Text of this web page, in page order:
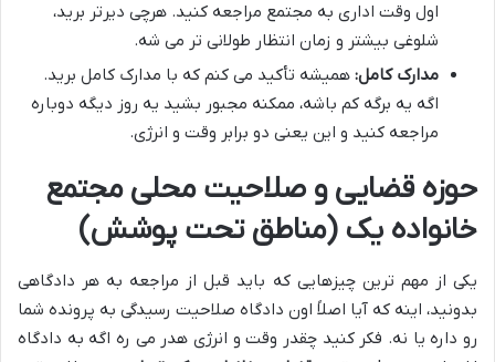
اول وقت اداری به مجتمع مراجعه کنید. هرچی دیرتر برید،
شلوغی بیشتر و زمان انتظار طولانی تر می شه.
مدارک کامل: همیشه تأکید می کنم که با مدارک کامل برید.
اگه یه برگه کم باشه، ممکنه مجبور بشید یه روز دیگه دوباره
مراجعه کنید و این یعنی دو برابر وقت و انرژی.
حوزه قضایی و صلاحیت محلی مجتمع
خانواده یک (مناطق تحت پوشش)
یکی از مهم ترین چیزهایی که باید قبل از مراجعه به هر دادگاهی
بدونید، اینه که آیا اصلاً اون دادگاه صلاحیت رسیدگی به پرونده شما
رو داره یا نه. فکر کنید چقدر وقت و انرژی هدر می ره اگه به دادگاه